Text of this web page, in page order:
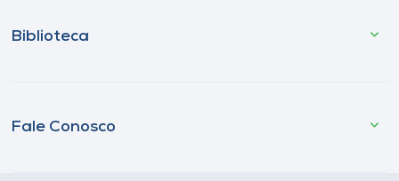
Biblioteca
Fale Conosco